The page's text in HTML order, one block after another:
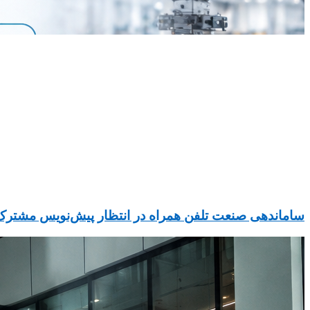
ساماندهی صنعت تلفن همراه در انتظار پیش‌نویس مشترک ۳ دستگاه